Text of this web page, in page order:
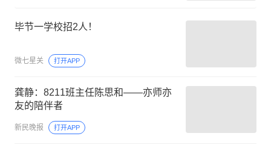
毕节一学校招2人！
微七星关 打开APP
龚静：8211班主任陈思和——亦师亦
友的陪伴者
新民晚报 打开APP